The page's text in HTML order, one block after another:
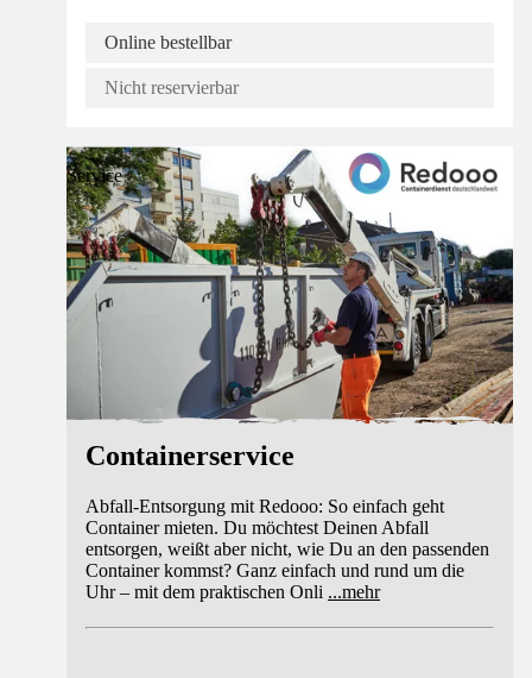
Online bestellbar
Nicht reservierbar
Service
Containerservice
Abfall-Entsorgung mit Redooo: So einfach geht
Container mieten. Du möchtest Deinen Abfall
entsorgen, weißt aber nicht, wie Du an den passenden
Container kommst? Ganz einfach und rund um die
Uhr – mit dem praktischen Onli ...mehr